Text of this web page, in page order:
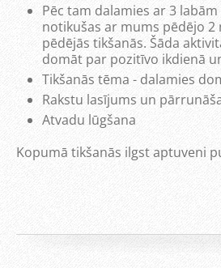
Pēc tam dalamies ar 3
notikušas ar mums pēdējo 2
pēdējās tikšanās. Šāda
domāt par pozitīvo ikdienā
Tikšanās tēma - dalamies
Rakstu lasījums un
Atvadu lūgšana
Kopumā tikšanās ilgst aptuveni